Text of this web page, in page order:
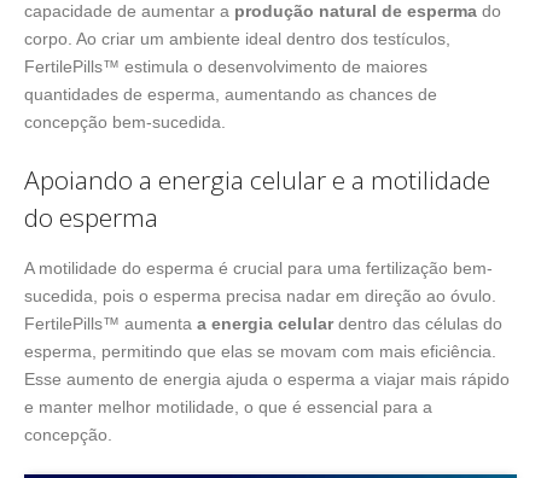
capacidade de aumentar a produção natural de esperma do
corpo. Ao criar um ambiente ideal dentro dos testículos,
FertilePills™ estimula o desenvolvimento de maiores
quantidades de esperma, aumentando as chances de
concepção bem-sucedida.
Apoiando a energia celular e a motilidade
do esperma
A motilidade do esperma é crucial para uma fertilização bem-
sucedida, pois o esperma precisa nadar em direção ao óvulo.
FertilePills™ aumenta a energia celulardentro das células do
esperma, permitindo que elas se movam com mais eficiência.
Esse aumento de energia ajuda o esperma a viajar mais rápido
e manter melhor motilidade, o que é essencial para a
concepção.